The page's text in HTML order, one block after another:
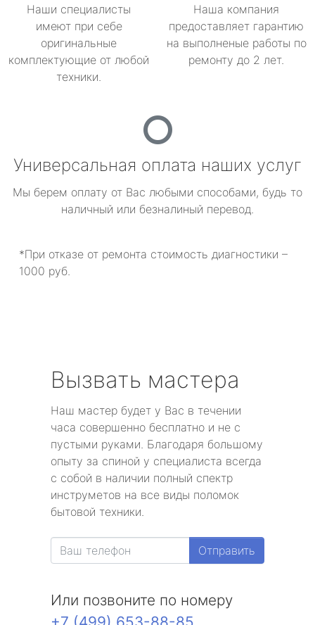
Наши специалисты
имеют при себе
оригинальные
комплектующие от любой
техники.
Наша компания
предоставляет гарантию
на выполненые работы по
ремонту до 2 лет.
Универсальная оплата наших услуг
Мы берем оплату от Вас любыми способами, будь то
наличный или безналиный перевод.
*При отказе от ремонта стоимость диагностики –
1000 руб.
Вызвать мастера
Наш мастер будет у Вас в течении
часа совершенно бесплатно и не с
пустыми руками. Благодаря большому
опыту за спиной у специалиста всегда
с собой в наличии полный спектр
инструметов на все виды поломок
бытовой техники.
Отправить
Или позвоните по номеру